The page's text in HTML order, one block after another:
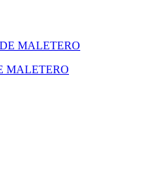
MALETERO